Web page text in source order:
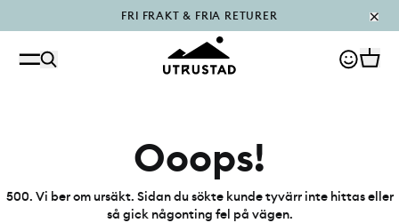
PÅFYLLT I OUTLET
Ooops!
500. Vi ber om ursäkt. Sidan du sökte kunde tyvärr inte hittas eller
så gick någonting fel på vägen.